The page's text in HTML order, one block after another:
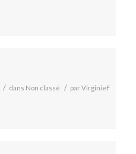
/ dans Non classé / parVirginieF